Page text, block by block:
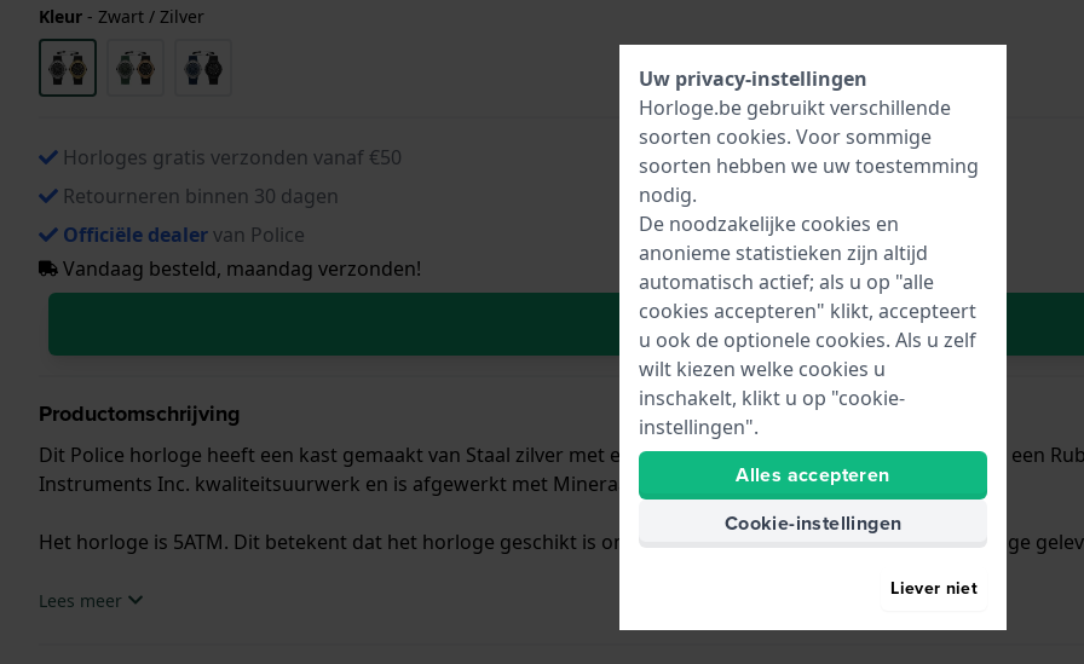
Kleur - Zwart / Zilver
Horloges gratis verzonden vanaf €50
Retourneren binnen 30 dagen
Officiële dealervan Police
Vandaag besteld, maandag verzonden!
In Winkelwagen
Productomschrijving
Dit Police horloge heeft een kast gemaakt van Staal zilver met een diameter van 44 mm en is voorzien van een
Instruments Inc. kwaliteitsuurwerk en is afgewerkt met Mineraalglas.
Het horloge is 5ATM. Dit betekent dat het horloge geschikt is om mee te douchen. Verder wordt het horloge
.Lees meer
Uw privacy-instellingen
Horloge.be gebruikt verschillende
soorten cookies. Voor sommige
soorten hebben we uw toestemming
nodig.
De noodzakelijke cookies en
anonieme statistieken zijn altijd
automatisch actief; als u op "alle
cookies accepteren" klikt, accepteert
u ook de optionele cookies. Als u zelf
wilt kiezen welke cookies u
inschakelt, klikt u op "cookie-
instellingen".
Alles accepteren
Cookie-instellingen
Liever niet